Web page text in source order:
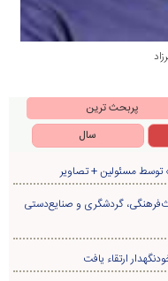
پربحث ترین
سال
مسئولین + تصاویر
گردشگری و صنایع‌دستی